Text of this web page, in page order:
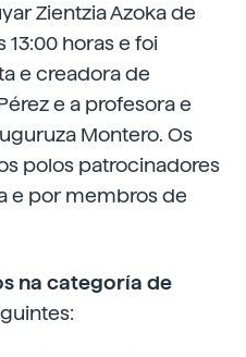
Zientzia Azoka de
13:00 horas e foi
e creadora de
e a profesora e
Montero. Os
polos patrocinadores
e por membros de
na categoría de